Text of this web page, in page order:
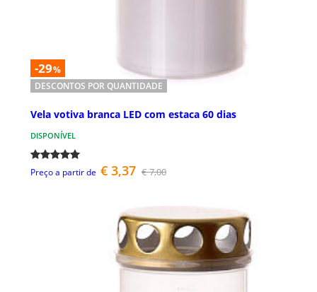
-29%
DESCONTOS POR QUANTIDADE
Vela votiva branca LED com estaca 60 dias
DISPONÍVEL
Preço a partir de € 3,37 € 7,00